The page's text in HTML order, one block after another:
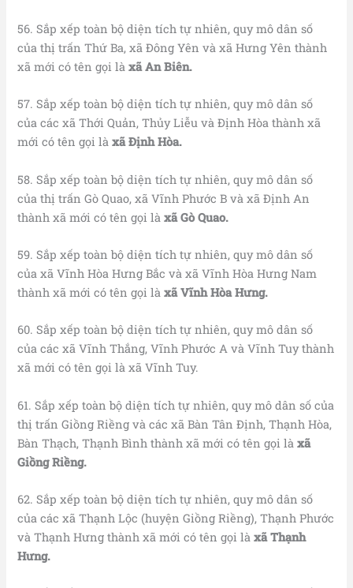
56. Sắp xếp toàn bộ diện tích tự nhiên, quy mô dân số
của thị trấn Thứ Ba, xã Đông Yên và xã Hưng Yên thành
xã mới có tên gọi làxã An Biên.
57. Sắp xếp toàn bộ diện tích tự nhiên, quy mô dân số
của các xã Thới Quản, Thủy Liễu và Định Hòa thành xã
mới có tên gọi làxã Định Hòa.
58. Sắp xếp toàn bộ diện tích tự nhiên, quy mô dân số
của thị trấn Gò Quao, xã Vĩnh Phước B và xã Định An
thành xã mới có tên gọi làxã Gò Quao.
59. Sắp xếp toàn bộ diện tích tự nhiên, quy mô dân số
của xã Vĩnh Hòa Hưng Bắc và xã Vĩnh Hòa Hưng Nam
thành xã mới có tên gọi làxã Vĩnh Hòa Hưng.
60. Sắp xếp toàn bộ diện tích tự nhiên, quy mô dân số
của các xã Vĩnh Thắng, Vĩnh Phước A và Vĩnh Tuy thành
xã mới có tên gọi là xã Vĩnh Tuy.
61. Sắp xếp toàn bộ diện tích tự nhiên, quy mô dân số của
thị trấn Giồng Riềng và các xã Bàn Tân Định, Thạnh Hòa,
Bàn Thạch, Thạnh Bình thành xã mới có tên gọi làxã
Giồng Riềng.
62. Sắp xếp toàn bộ diện tích tự nhiên, quy mô dân số
của các xã Thạnh Lộc (huyện Giồng Riềng), Thạnh Phước
và Thạnh Hưng thành xã mới có tên gọi làxã Thạnh
Hưng.